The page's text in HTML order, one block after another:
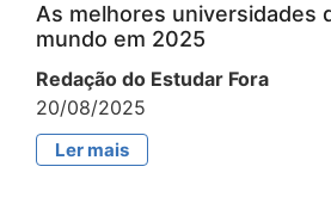
As melhores universidades
mundo em 2025
Redação do Estudar Fora
20/08/2025
Ler mais